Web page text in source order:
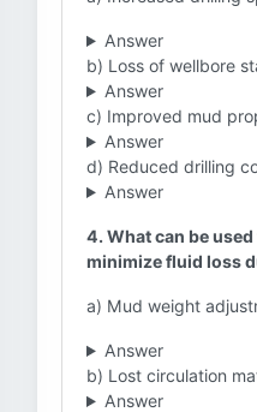
Answer
b) Loss of wellbore
Answer
c) Improved mud
Answer
d) Reduced drilling
Answer
4. What can be
minimize fluid loss
a) Mud weight
Answer
b) Lost circulation
Answer